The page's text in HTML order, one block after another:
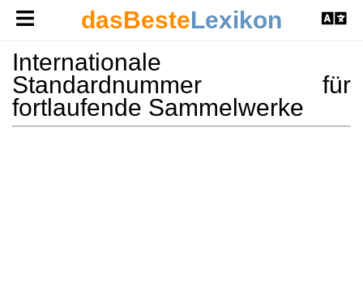
dasBesteLexikon
Internationale
Standardnummer für
fortlaufende Sammelwerke